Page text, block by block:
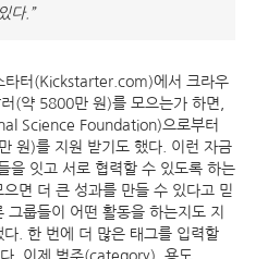
다.”
타터(Kickstarter.com)에서 크라우
(약 5800만 원)를 모으는가 하면,
Science Foundation)으로부터
원)를 지원 받기도 했다. 이런 자금
을 잇고 서로 협력할 수 있도록 하는
면 더 큰 성과를 만들 수 있다고 믿
룹들이 어떤 활동을 하는지도 지
. 한 번에 더 많은 태그를 입력할
. 이제 범주(category), 용도